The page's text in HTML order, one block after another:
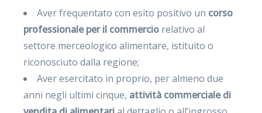
Aver frequentato con esito positivo un corso
professionale per il commercio relativo al
settore merceologico alimentare, istituito o
riconosciuto dalla regione;
Aver esercitato in proprio, per almeno due
anni negli ultimi cinque, attività commerciale di